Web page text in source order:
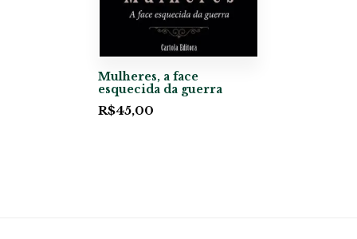
Mulheres, a face
esquecida da guerra
R$45,00